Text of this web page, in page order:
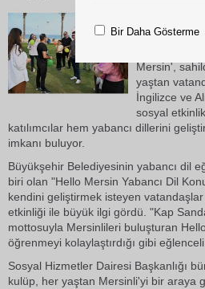
25 Mayıs
Mersin
yabancı dil
Mersin',
yaştan
İngilizce ve
sosyal
katılımcılar hem yabancı dillerini
imkanı buluyor.
Büyükşehir Belediyesinin yabancı dil
biri olan "Hello Mersin Yabancı Dil
kendini geliştirmek isteyen
etkinliği ile büyük ilgi gördü. "Kap
mottosuyla Mersinlileri buluşturan
öğrenmeyi kolaylaştırdığı gibi
Sosyal Hizmetler Dairesi Başkanlığı
kulüp, her yaştan Mersinli'yi bir araya
Bir Daha Gösterme